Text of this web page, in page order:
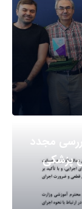
مجدد
پزشکی